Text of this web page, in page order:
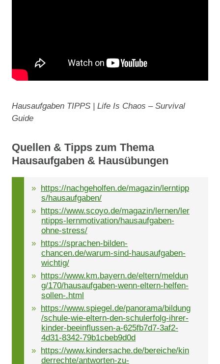
Hausaufgaben TIPPS | Life Is Chaos – Survival
Guide
Quellen & Tipps zum Thema
Hausaufgaben & Hausübungen
https://nachgeholfen.de/magazin/lerntipp
s/hausaufgaben/
https://www.scoyo.de/magazin/lernen/ler
ntipps-lernmotivation/hausaufgaben-
ohne-stress/
https://sprachen-bilden-
chancen.de/warum-sind-hausaufgaben-
wichtig/
https://www.km.bayern.de/eltern/meldun
g/170/hausaufgaben-wenn-eltern-helfen-
sollen-.html
https://www.spiegel.de/panorama/bildung
/schule-wie-eltern-den-schulerfolg-ihrer-
kinder-beeinflussen-a-625fb7d7-3af2-
4d31-8342-79b1cbeb9d0d
https://www.kindersache.de/bereiche/kin
derrechte/antworten-zu-